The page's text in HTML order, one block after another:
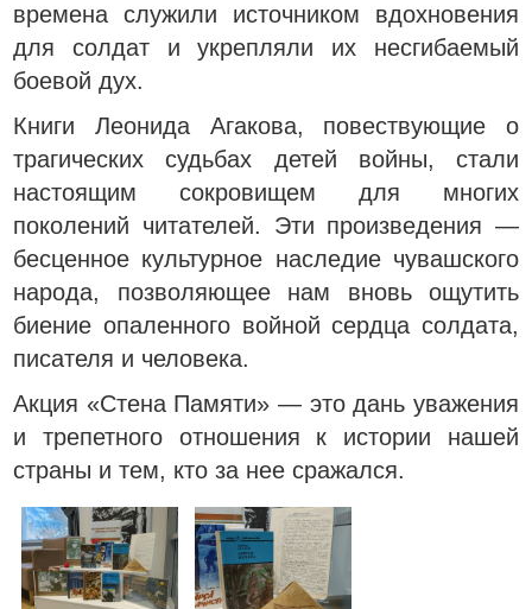
времена служили источником вдохновения
для солдат и укрепляли их несгибаемый
боевой дух.
Книги Леонида Агакова, повествующие о
трагических судьбах детей войны, стали
настоящим сокровищем для многих
поколений читателей. Эти произведения —
бесценное культурное наследие чувашского
народа, позволяющее нам вновь ощутить
биение опаленного войной сердца солдата,
писателя и человека.
Акция «Стена Памяти» — это дань уважения
и трепетного отношения к истории нашей
страны и тем, кто за нее сражался.